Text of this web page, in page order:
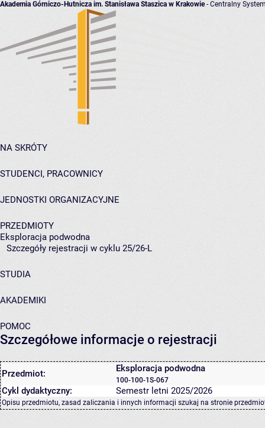
Akademia Górniczo-Hutnicza im. Stanisława Staszica w Krakowie- Centralny
NA SKRÓTY
STUDENCI, PRACOWNICY
JEDNOSTKI ORGANIZACYJNE
PRZEDMIOTY
Eksploracja podwodna
Szczegóły rejestracji w cyklu 25/26-L
STUDIA
AKADEMIKI
POMOC
Szczegółowe informacje o rejestracji
Przedmiot: Eksploracja podwodna
100-100-1S-067
Cykl dydaktyczny: Semestr letni 2025/2026
Opisu przedmiotu, zasad zaliczania i innych informacji szukaj na stronie